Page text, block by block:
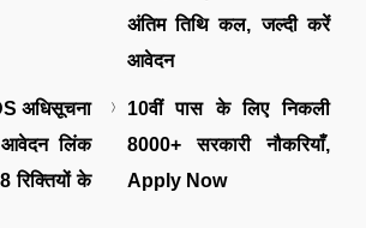
अंतिम तिथि कल, जल्दी करें
आवेदन
अधिसूचना
लिंक
के
10वीं पास के लिए निकली
8000+ सरकारी नौकरियाँ,
Apply Now